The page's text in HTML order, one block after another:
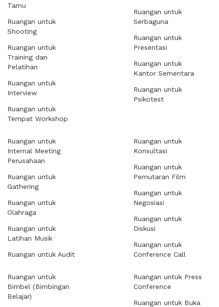
Tamu
Ruangan untuk
Shooting
Ruangan untuk
Training dan
Pelatihan
Ruangan untuk
Interview
Ruangan untuk
Tempat Workshop
Ruangan untuk
Serbaguna
Ruangan untuk
Presentasi
Ruangan untuk
Kantor Sementara
Ruangan untuk
Psikotest
Ruangan untuk
Internal Meeting
Perusahaan
Ruangan untuk
Gathering
Ruangan untuk
Olahraga
Ruangan untuk
Latihan Musik
Ruangan untuk Audit
Ruangan untuk
Konsultasi
Ruangan untuk
Pemutaran Film
Ruangan untuk
Negosiasi
Ruangan untuk
Diskusi
Ruangan untuk
Conference Call
Ruangan untuk
Bimbel (Bimbingan
Belajar)
Ruangan untuk Press
Conference
Ruangan untuk Buka